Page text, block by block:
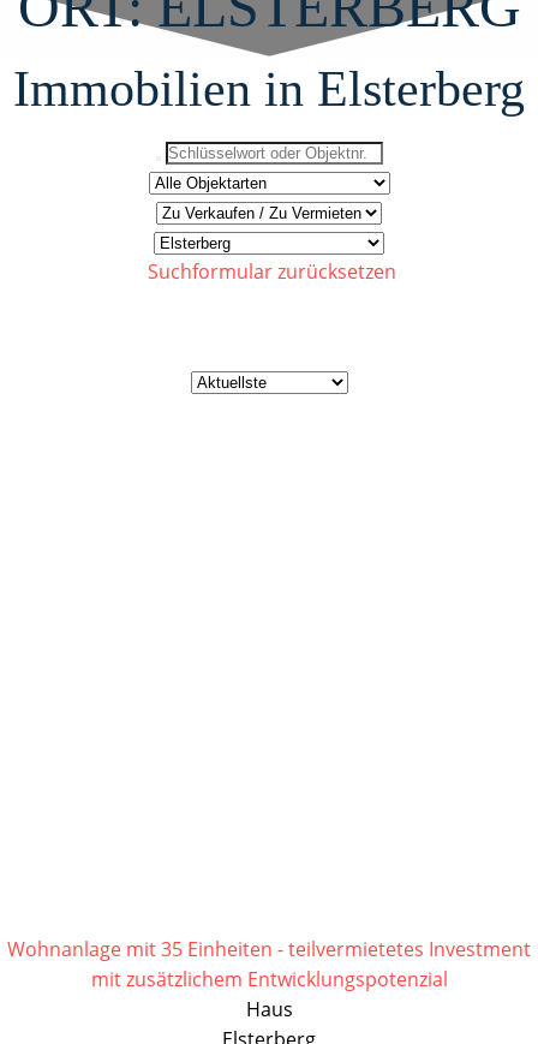
Immobilien in Elsterberg
Suchformular zurücksetzen
Wohnanlage mit 35 Einheiten - teilvermietetes Investment
mit zusätzlichem Entwicklungspotenzial
Haus